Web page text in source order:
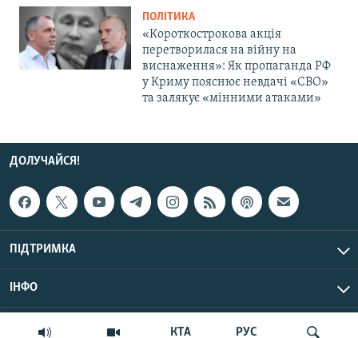
КТА РУС
ПОЛІТИКА
«Короткострокова акція
перетворилася на війну на
виснаження»: Як пропаганда РФ
у Криму пояснює невдачі «СВО»
та залякує «мінними атаками»
ДОЛУЧАЙСЯ!
ПІДТРИМКА
ІНФО
© Крим.Реалії, 2026 | Усі права застережено.